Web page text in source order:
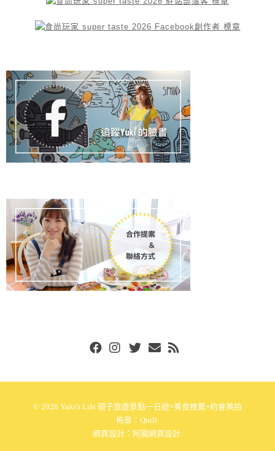
© 2026 Yuki's Life 親子旅遊景點一日遊×美食推薦×約會美拍
佈景： Quill.
網頁設計： 阿腸網頁設計.